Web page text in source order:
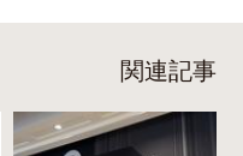
関連記事